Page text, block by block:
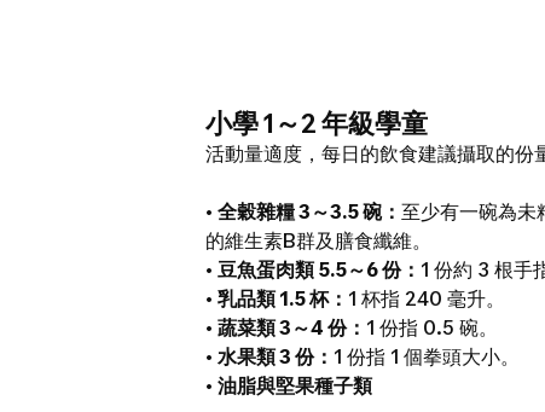
小學 1～2 年級學童
活動量適度，每日的飲食建議攝取的份
• 全穀雜糧 3～3.5 碗： 至少有一碗為未
的維生素B群及膳食纖維。
• 豆魚蛋肉類 5.5～6 份： 1 份約 3 根手
• 乳品類 1.5 杯： 1 杯指 240 毫升。
• 蔬菜類 3～4 份： 1 份指 0.5 碗。
• 水果類 3 份： 1 份指 1 個拳頭大小。
• 油脂與堅果種子類